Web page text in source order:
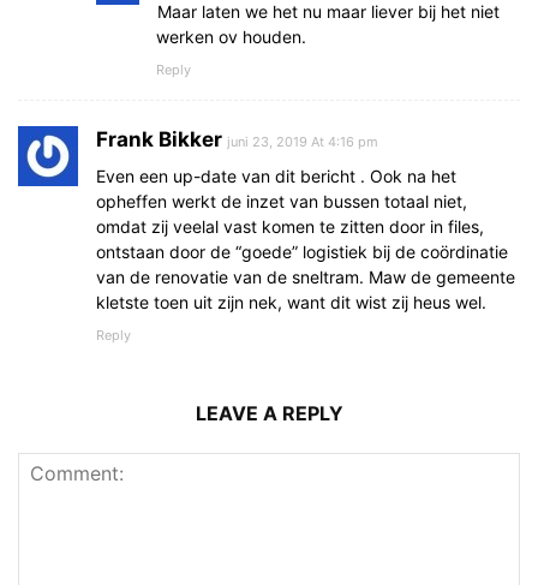
Maar laten we het nu maar liever bij het niet
werken ov houden.
Reply
Frank Bikker juni 23, 2019 At 4:16 pm
Even een up-date van dit bericht . Ook na het
opheffen werkt de inzet van bussen totaal niet,
omdat zij veelal vast komen te zitten door in files,
ontstaan door de “goede” logistiek bij de coördinatie
van de renovatie van de sneltram. Maw de gemeente
kletste toen uit zijn nek, want dit wist zij heus wel.
Reply
LEAVE A REPLY